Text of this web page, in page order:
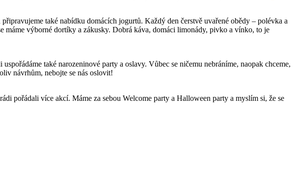
také nabídku domácích jogurtů. Každý den čerstvě uvařené obědy – polévka a
máme výborné dortíky a zákusky. Dobrá káva, domáci limonády, pivko a vínko, to je
také narozeninové party a oslavy. Vůbec se ničemu nebráníme, naopak chceme,
návrhům, nebojte se nás oslovit!
pořádali více akcí. Máme za sebou Welcome party a Halloween party a myslím si, že se